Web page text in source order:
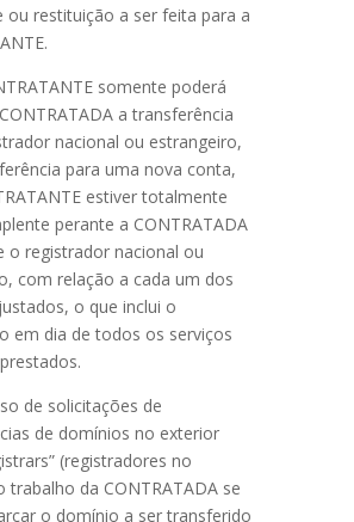
ou restituição a ser feita para a
somente poderá
a transferência
nacional ou estrangeiro,
para uma nova conta,
estiver totalmente
perante a CONTRATADA
o registrador nacional ou
com relação a cada um dos
o que inclui o
em dia de todos os serviços
de solicitações de
de domínios no exterior
(registradores no
trabalho da CONTRATADA se
o domínio a ser transferido